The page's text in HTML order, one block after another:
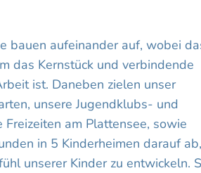
bauen aufeinander auf, wobei
das Kernstück und verbindende
ist. Daneben zielen unser
unsere Jugendklubs- und
am Plattensee, sowie
in 5 Kinderheimen darauf ab,
unserer Kinder zu entwickeln.